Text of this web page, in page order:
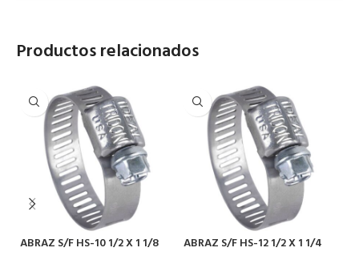
Productos relacionados
ABRAZ S/F HS-10 1/2 X 1 1/8
ABRAZ S/F HS-12 1/2 X 1 1/4